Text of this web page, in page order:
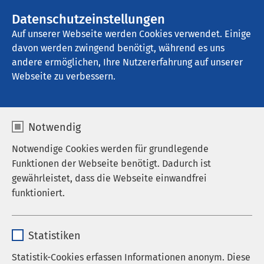
Datenschutzeinstellungen
Auf unserer Webseite werden Cookies verwendet. Einige
davon werden zwingend benötigt, während es uns
andere ermöglichen, Ihre Nutzererfahrung auf unserer
Webseite zu verbessern.
Notwendig
Notwendige Cookies werden für grundlegende
Funktionen der Webseite benötigt. Dadurch ist
gewährleistet, dass die Webseite einwandfrei
funktioniert.
Anbieter sgalinski
Statistiken
Statistik-Cookies erfassen Informationen anonym. Diese
AMEOS Seeklinikum Brunnen - Ambulante
Dienste
Elterninformationsaben
d im November
26.11.2026